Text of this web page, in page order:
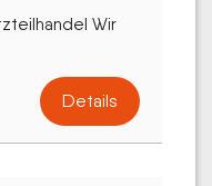
Wir
Details